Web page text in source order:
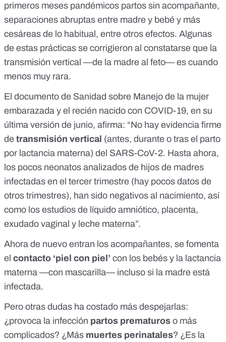
primeros meses pandémicos partos sin acompañante,
separaciones abruptas entre madre y bebé y más
cesáreas de lo habitual, entre otros efectos. Algunas
de estas prácticas se corrigieron al constatarse que la
transmisión vertical —de la madre al feto— es cuando
menos muy rara.
El documento de Sanidad sobre Manejo de la mujer
embarazada y el recién nacido con COVID-19, en su
última versión de junio, afirma: “No hay evidencia firme
de transmisión vertical (antes, durante o tras el parto
por lactancia materna) del SARS-CoV-2. Hasta ahora,
los pocos neonatos analizados de hijos de madres
infectadas en el tercer trimestre (hay pocos datos de
otros trimestres), han sido negativos al nacimiento, así
como los estudios de líquido amniótico, placenta,
exudado vaginal y leche materna”.
Ahora de nuevo entran los acompañantes, se fomenta
el contacto ‘piel con piel’ con los bebés y la lactancia
materna —con mascarilla— incluso si la madre está
infectada.
Pero otras dudas ha costado más despejarlas:
¿provoca la infección partos prematuros o más
complicados? ¿Más muertes perinatales? ¿Es la